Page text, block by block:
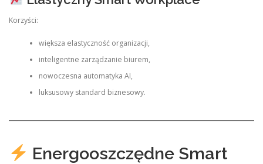
Korzyści:
większa elastyczność organizacji,
inteligentne zarządzanie biurem,
nowoczesna automatyka AI,
luksusowy standard biznesowy.
Energooszczędne Smart